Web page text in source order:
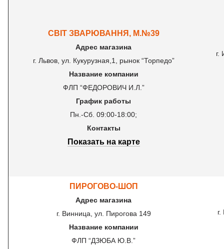
СВІТ ЗВАРЮВАННЯ, М.№39
Адрес магазина
г. Львов, ул. Кукурузная,1, рынок “Торпедо”
Название компании
ФЛП “ФЕДОРОВИЧ И.Л.”
График работы
Пн.-Сб. 09:00-18:00;
Контакты
Показать на карте
г.
ПИРОГОВО-ШОП
Адрес магазина
г. Винница, ул. Пирогова 149
Название компании
ФЛП “ДЗЮБА Ю.В.”